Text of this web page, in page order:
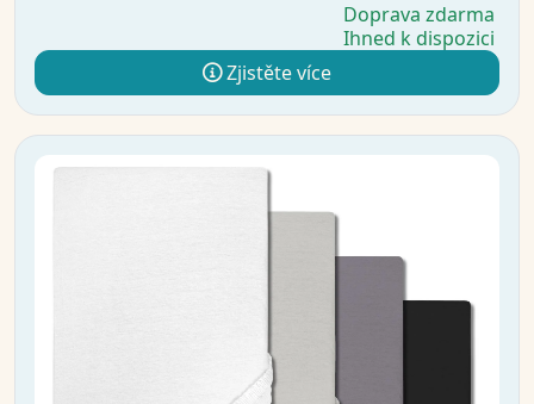
Doprava zdarma
Ihned k dispozici
Zjistěte více